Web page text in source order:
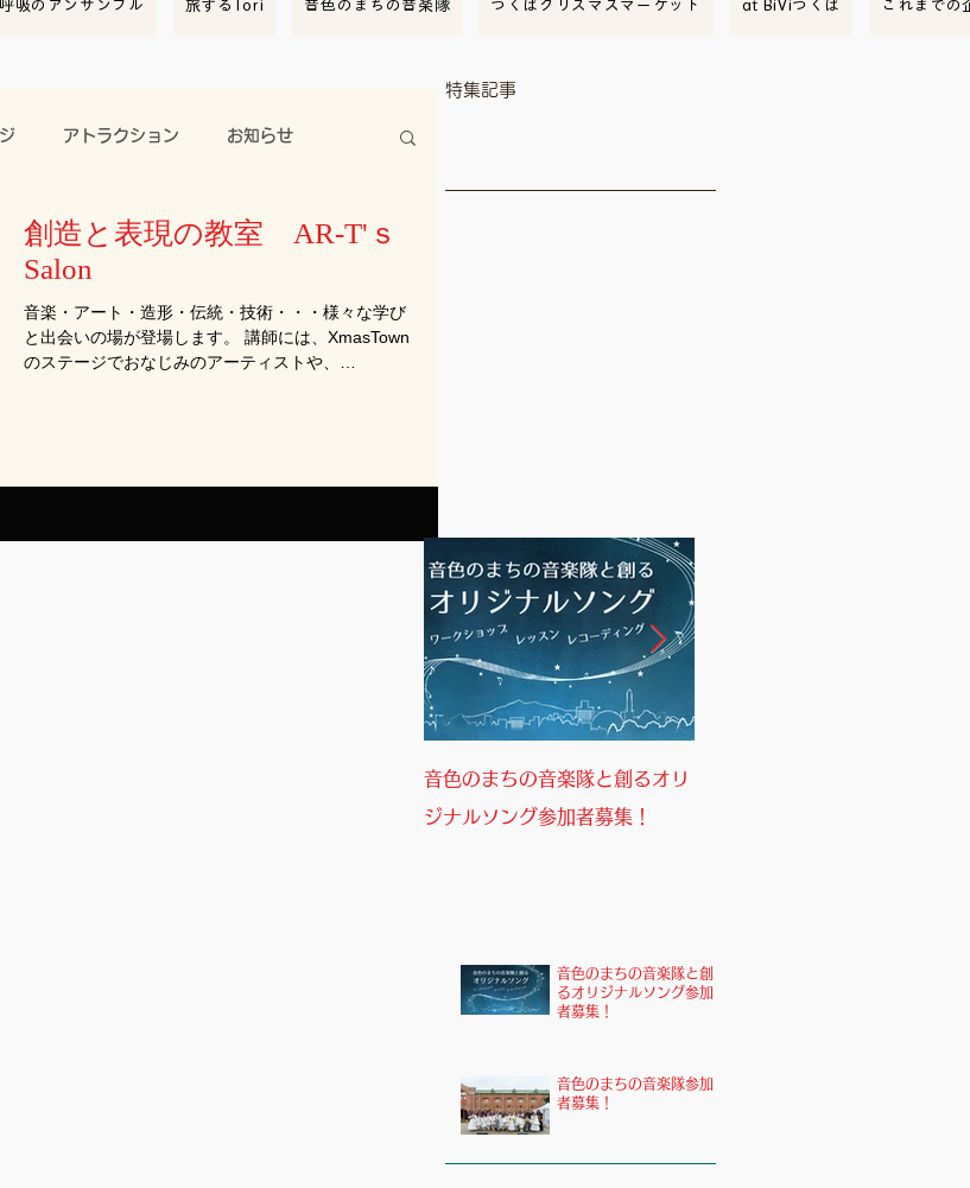
呼吸のアンサンブル 旅するTori 音色のまちの音楽隊 つくばクリスマスマーケット at BiViつくば これまでの
アトラクション お知らせ
スポンサー クリ街音楽隊
ィレッジ
創造と表現の教室 AR-T'ｓ
Salon
音楽・アート・造形・伝統・技術・・・様々な学び
と出会いの場が登場します。 講師には、XmasTown
のステージでおなじみのアーティストや、
特集記事
音色のまちの音楽隊と創るオリ
ジナルソング参加者募集！
音色のまちの音楽隊と創
るオリジナルソング参加
者募集！
音色のまちの音楽隊参加
者募集！